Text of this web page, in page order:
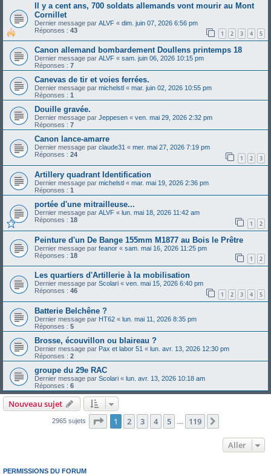
Il y a cent ans, 700 soldats allemands vont mourir au Mont
Cornillet
Dernier message par ALVF « dim. juin 07, 2026 6:56 pm
Réponses : 43 1 2 3 4 5
Canon allemand bombardement Doullens printemps 18
Dernier message par ALVF « sam. juin 06, 2026 10:15 pm
Réponses : 7
Canevas de tir et voies ferrées.
Dernier message par michelstl « mar. juin 02, 2026 10:55 pm
Réponses : 1
Douille gravée.
Dernier message par Jeppesen « ven. mai 29, 2026 2:32 pm
Réponses : 7
Canon lance-amarre
Dernier message par claude31 « mer. mai 27, 2026 7:19 pm
Réponses : 24 1 2 3
Artillery quadrant Identification
Dernier message par michelstl « mar. mai 19, 2026 2:36 pm
Réponses : 1
portée d'une mitrailleuse...
Dernier message par ALVF « lun. mai 18, 2026 11:42 am
Réponses : 18 1 2
Peinture d'un De Bange 155mm M1877 au Bois le Prêtre
Dernier message par feanor « sam. mai 16, 2026 11:25 pm
Réponses : 18 1 2
Les quartiers d'Artillerie à la mobilisation
Dernier message par Scolari « ven. mai 15, 2026 6:40 pm
Réponses : 46 1 2 3 4 5
Batterie Belchêne ?
Dernier message par HT62 « lun. mai 11, 2026 8:35 pm
Réponses : 5
Brosse, écouvillon ou blaireau ?
Dernier message par Pax et labor 51 « lun. avr. 13, 2026 12:30 pm
Réponses : 2
groupe du 29e RAC
Dernier message par Scolari « lun. avr. 13, 2026 10:18 am
Réponses : 6
Nouveau sujet
2965 sujets Page 1sur119
1 2 3 4 5 119
Aller
PERMISSIONS DU FORUM